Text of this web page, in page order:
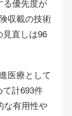
る優先度が
収載の技術
見直しは96
医療として
て計693件
な有用性や